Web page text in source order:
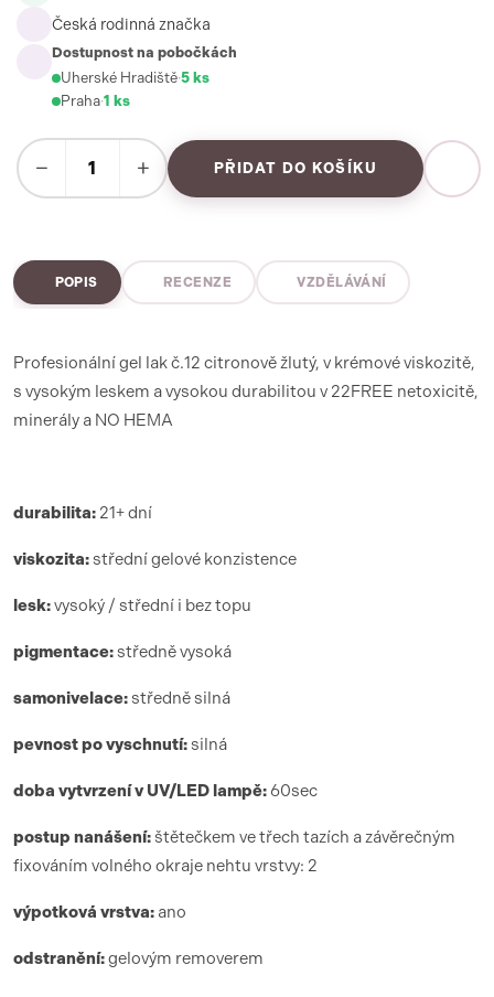
Česká rodinná značka
Dostupnost na pobočkách
Uherské Hradiště·5 ks
Praha·1 ks
− + PŘIDAT DO KOŠÍKU
POPIS RECENZE VZDĚLÁVÁNÍ
Profesionální gel lak č.12 citronově žlutý, v krémové viskozitě,
s vysokým leskem a vysokou durabilitou v 22FREE netoxicitě,
minerály a NO HEMA
durabilita: 21+ dní
viskozita:střední gelové konzistence
lesk:vysoký / střední i bez topu
pigmentace:středně vysoká
samonivelace:středně silná
pevnost po vyschnutí:silná
doba vytvrzenív UV/LED lampě:60sec
postup nanášení:štětečkem ve třech tazích a závěrečným
fixováním volného okraje nehtu vrstvy: 2
výpotková vrstva: ano
odstranění:gelovým removerem